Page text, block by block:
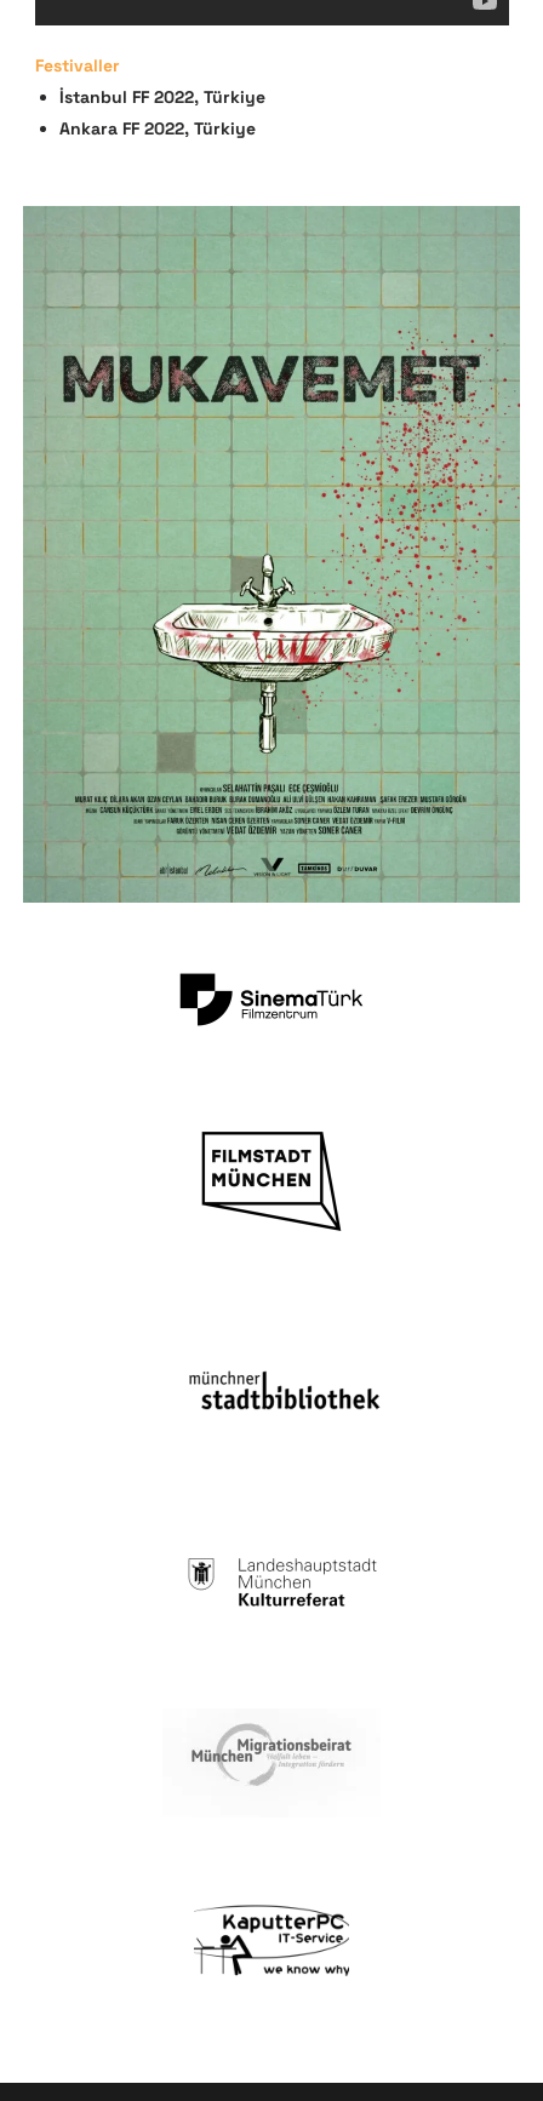
Festivaller
İstanbul FF 2022, Türkiye
Ankara FF 2022, Türkiye